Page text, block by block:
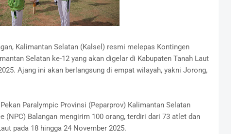
Kalimantan Selatan (Kalsel) resmi melepas Kontingen
Selatan ke-12 yang akan digelar di Kabupaten Tanah Laut
Ajang ini akan berlangsung di empat wilayah, yakni Jorong,
Paralympic Provinsi (Peparprov) Kalimantan Selatan
Balangan mengirim 100 orang, terdiri dari 73 atlet dan
pada 18 hingga 24 November 2025.